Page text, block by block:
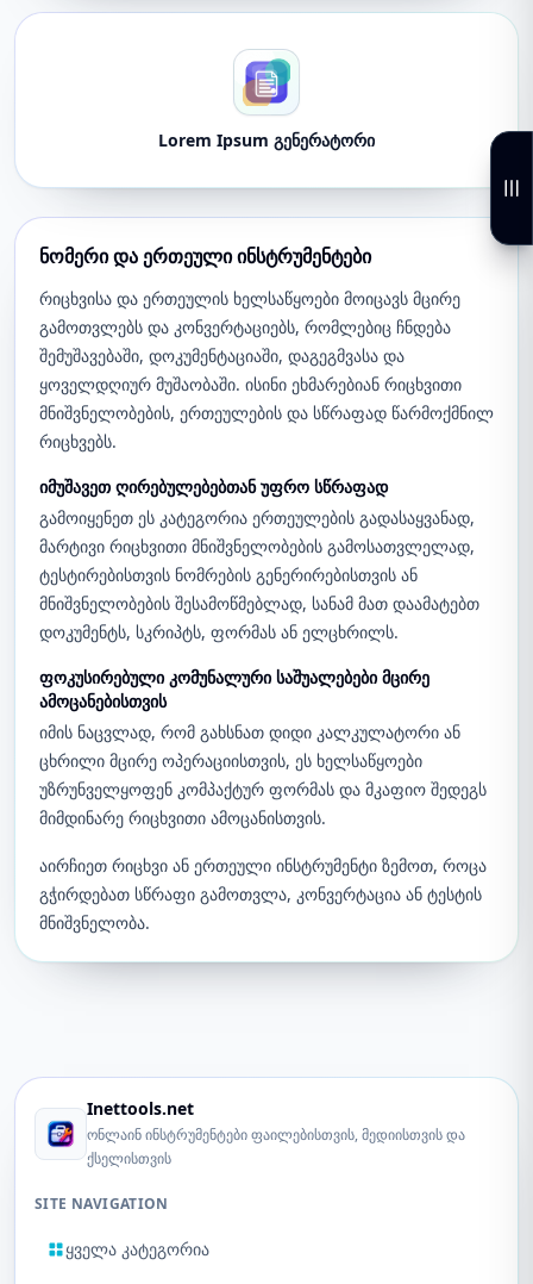
Lorem Ipsum გენერატორი
ნომერი და ერთეული ინსტრუმენტები
რიცხვისა და ერთეულის ხელსაწყოები მოიცავს მცირე
გამოთვლებს და კონვერტაციებს, რომლებიც ჩნდება
შემუშავებაში, დოკუმენტაციაში, დაგეგმვასა და
ყოველდღიურ მუშაობაში. ისინი ეხმარებიან რიცხვითი
მნიშვნელობების, ერთეულების და სწრაფად წარმოქმნილ
რიცხვებს.
იმუშავეთ ღირებულებებთან უფრო სწრაფად
გამოიყენეთ ეს კატეგორია ერთეულების გადასაყვანად,
მარტივი რიცხვითი მნიშვნელობების გამოსათვლელად,
ტესტირებისთვის ნომრების გენერირებისთვის ან
მნიშვნელობების შესამოწმებლად, სანამ მათ დაამატებთ
დოკუმენტს, სკრიპტს, ფორმას ან ელცხრილს.
ფოკუსირებული კომუნალური საშუალებები მცირე
ამოცანებისთვის
იმის ნაცვლად, რომ გახსნათ დიდი კალკულატორი ან
ცხრილი მცირე ოპერაციისთვის, ეს ხელსაწყოები
უზრუნველყოფენ კომპაქტურ ფორმას და მკაფიო შედეგს
მიმდინარე რიცხვითი ამოცანისთვის.
აირჩიეთ რიცხვი ან ერთეული ინსტრუმენტი ზემოთ, როცა
გჭირდებათ სწრაფი გამოთვლა, კონვერტაცია ან ტესტის
მნიშვნელობა.
Inettools.net
ონლაინ ინსტრუმენტები ფაილებისთვის, მედიისთვის და
ქსელისთვის
SITE NAVIGATION
ყველა კატეგორია